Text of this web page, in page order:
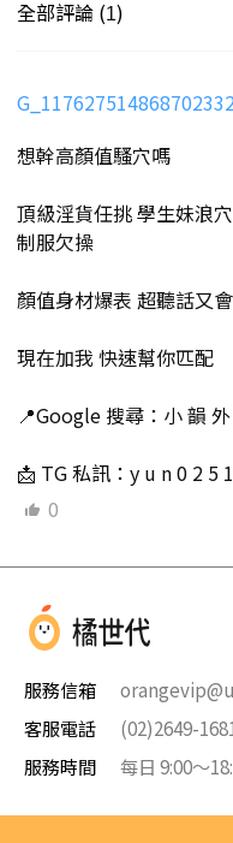
全部評論 (1)
想幹高顏值騷穴嗎
頂級淫貨任挑 學生妹浪
制服欠操
顏值身材爆表 超聽話又
現在加我 快速幫你匹配
📍Google 搜尋：小 韻
📩 TG 私訊：y u n 0 2 5
0
服務信箱
客服電話
(02)2649-
服務時間
每日 9:00～